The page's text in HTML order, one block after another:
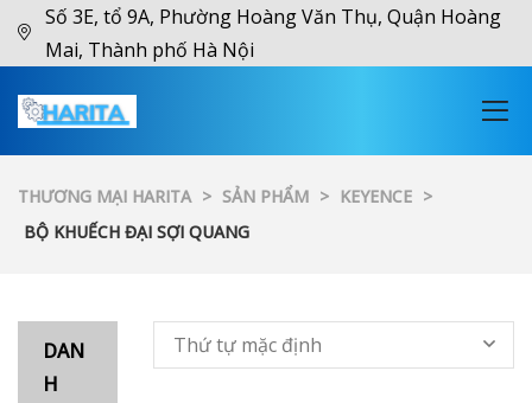
Số 3E, tổ 9A, Phường Hoàng Văn Thụ, Quận Hoàng
Mai, Thành phố Hà Nội
THƯƠNG MẠI HARITA > SẢN PHẨM > KEYENCE >
BỘ KHUẾCH ĐẠI SỢI QUANG
DAN
H
Thứ tự mặc định